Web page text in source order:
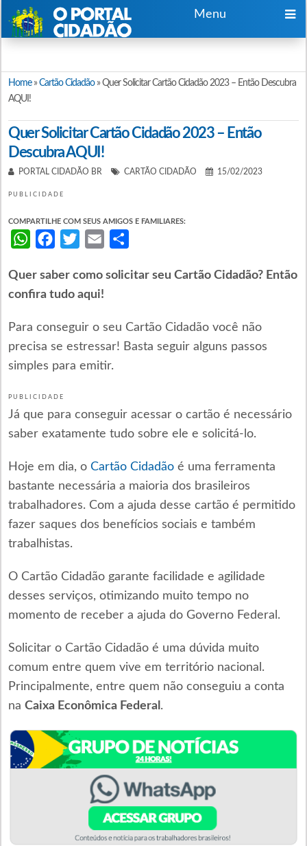
Menu
Home»Cartão Cidadão»Quer Solicitar Cartão Cidadão 2023 – Então Descubra
AQUI!
Quer Solicitar Cartão Cidadão 2023 – Então
Descubra AQUI!
PORTAL CIDADÃO BR CARTÃO CIDADÃO 15/02/2023
PUBLICIDADE
COMPARTILHE COM SEUS AMIGOS E FAMILIARES:
WhatsAppFacebookTwitterEmail
Quer saber como solicitar seu Cartão Cidadão? Então
confira tudo aqui!
Para conseguir o seu Cartão Cidadão você não
precisa se estressar! Basta seguir alguns passos
simples para emitir.
PUBLICIDADE
Já que para conseguir acessar o cartão é necessário
saber exatamente tudo sobre ele e solicitá-lo.
Hoje em dia, o Cartão Cidadãoé uma ferramenta
bastante necessária a maioria dos brasileiros
trabalhadores. Com a ajuda desse cartão é permitido
fazer saques dos benefícios sociais e também
trabalhistas.
O Cartão Cidadão garante facilidade e agilidade
desses serviços, otimizando muito tempo no
momento de receber a ajuda do Governo Federal.
Solicitar o Cartão Cidadão é uma dúvida muito
comum entre quem vive em território nacional.
Principalmente, entre quem não conseguiu a conta
na Caixa Econômica Federal .